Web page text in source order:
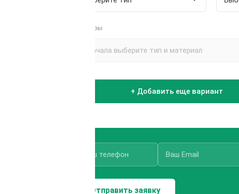
Размеры
+ Добавить еще вариант